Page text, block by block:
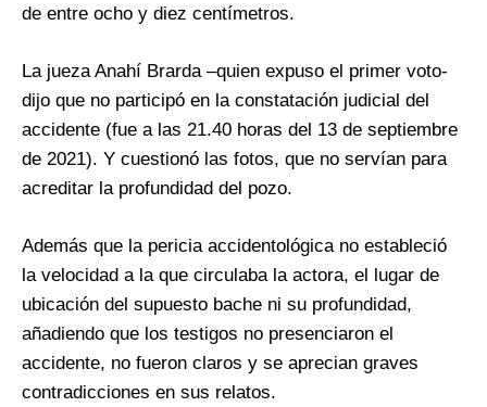
de entre ocho y diez centímetros.
La jueza Anahí Brarda –quien expuso el primer voto-
dijo que no participó en la constatación judicial del
accidente (fue a las 21.40 horas del 13 de septiembre
de 2021). Y cuestionó las fotos, que no servían para
acreditar la profundidad del pozo.
Además que la pericia accidentológica no estableció
la velocidad a la que circulaba la actora, el lugar de
ubicación del supuesto bache ni su profundidad,
añadiendo que los testigos no presenciaron el
accidente, no fueron claros y se aprecian graves
contradicciones en sus relatos.